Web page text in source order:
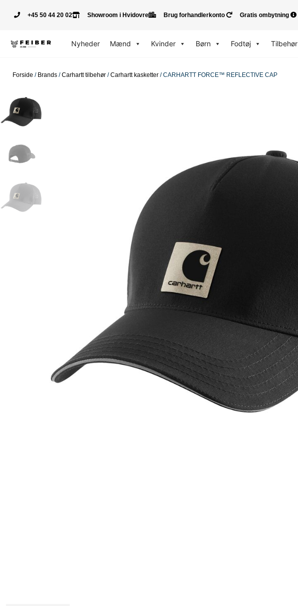
+45 50 44 20 02 Showroom i Hvidovre Brug forhandlerkonto Gratis ombytning
Nyheder Mænd Kvinder Børn Fodtøj Tilbehør
Forside / Brands /Carhartt tilbehør /Carhartt kasketter / CARHARTT FORCE™ REFLECTIVE CAP